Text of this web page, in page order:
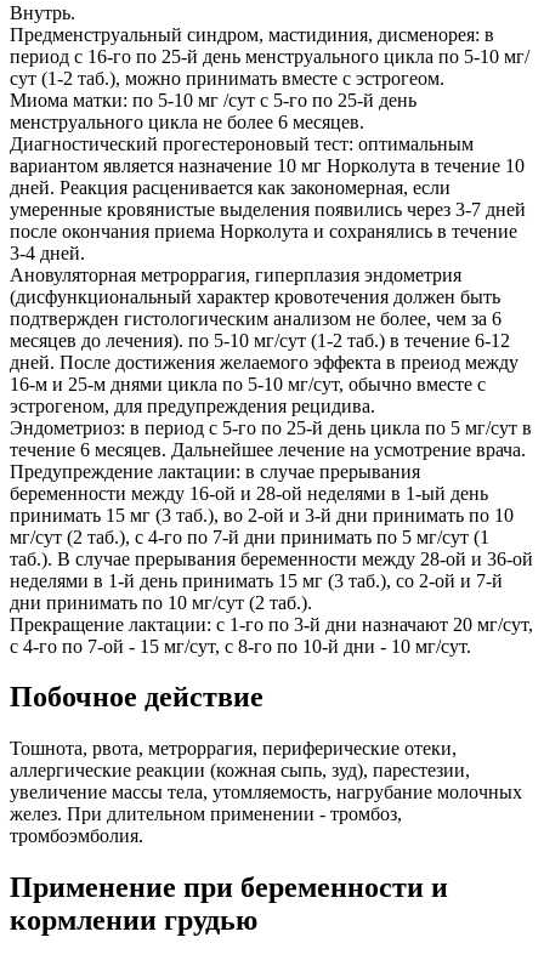
Внутрь.
Предменструальный синдром, мастидиния, дисменорея: в
период с 16-го по 25-й день менструального цикла по 5-10 мг/
сут (1-2 таб.), можно принимать вместе с эстрогеом.
Миома матки: по 5-10 мг /сут с 5-го по 25-й день
менструального цикла не более 6 месяцев.
Диагностический прогестероновый тест: оптимальным
вариантом является назначение 10 мг Норколута в течение 10
дней. Реакция расценивается как закономерная, если
умеренные кровянистые выделения появились через 3-7 дней
после окончания приема Норколута и сохранялись в течение
3-4 дней.
Ановуляторная метроррагия, гиперплазия эндометрия
(дисфункциональный характер кровотечения должен быть
подтвержден гистологическим анализом не более, чем за 6
месяцев до лечения). по 5-10 мг/сут (1-2 таб.) в течение 6-12
дней. После достижения желаемого эффекта в преиод между
16-м и 25-м днями цикла по 5-10 мг/сут, обычно вместе с
эстрогеном, для предупреждения рецидива.
Эндометриоз: в период с 5-го по 25-й день цикла по 5 мг/сут в
течение 6 месяцев. Дальнейшее лечение на усмотрение врача.
Предупреждение лактации: в случае прерывания
беременности между 16-ой и 28-ой неделями в 1-ый день
принимать 15 мг (3 таб.), во 2-ой и 3-й дни принимать по 10
мг/сут (2 таб.), с 4-го по 7-й дни принимать по 5 мг/сут (1
таб.). В случае прерывания беременности между 28-ой и 36-ой
неделями в 1-й день принимать 15 мг (3 таб.), со 2-ой и 7-й
дни принимать по 10 мг/сут (2 таб.).
Прекращение лактации: с 1-го по 3-й дни назначают 20 мг/сут,
с 4-го по 7-ой - 15 мг/сут, с 8-го по 10-й дни - 10 мг/сут.
Побочное действие
Тошнота, рвота, метроррагия, периферические отеки,
аллергические реакции (кожная сыпь, зуд), парестезии,
увеличение массы тела, утомляемость, нагрубание молочных
желез. При длительном применении - тромбоз,
тромбоэмболия.
Применение при беременности и
кормлении грудью